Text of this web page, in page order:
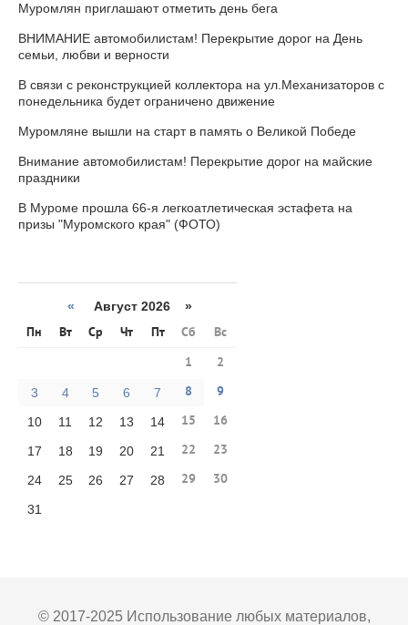
Муромлян приглашают отметить день бега
ВНИМАНИЕ автомобилистам! Перекрытие дорог на День
семьи, любви и верности
В связи с реконструкцией коллектора на ул.Механизаторов с
понедельника будет ограничено движение
Муромляне вышли на старт в память о Великой Победе
Внимание автомобилистам! Перекрытие дорог на майские
праздники
В Муроме прошла 66-я легкоатлетическая эстафета на
призы "Муромского края" (ФОТО)
« Август 2026 »
Пн Вт Ср Чт Пт Сб
Вс
1
2
3 4 5 6 7 8 9
10 11 12 13 14 15 16
17 18 19 20 21 22 23
24 25 26 27 28 29 30
31
© 2017-2025 Использование любых материалов,